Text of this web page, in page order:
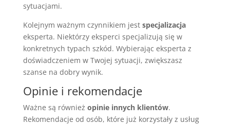
sytuacjami.
Kolejnym ważnym czynnikiem jest specjalizacja
eksperta. Niektórzy eksperci specjalizują się w
konkretnych typach szkód. Wybierając eksperta z
doświadczeniem w Twojej sytuacji, zwiększasz
szanse na dobry wynik.
Opinie i rekomendacje
Ważne są również opinie innych klientów.
Rekomendacje od osób, które już korzystały z usług